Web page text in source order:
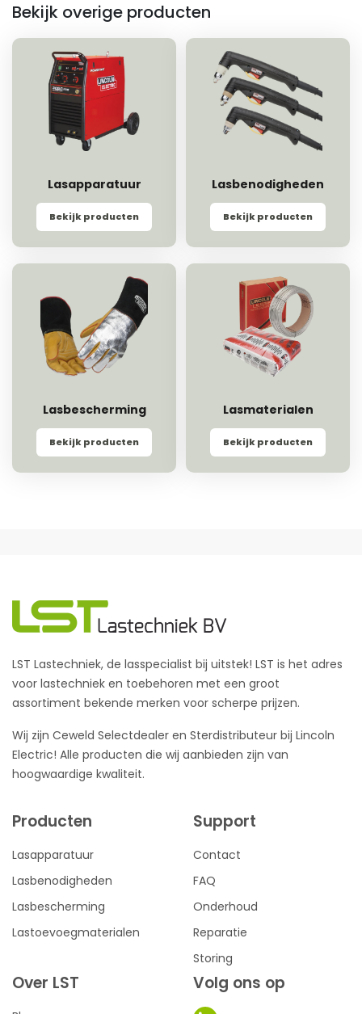
Bekijk overige producten
Lasapparatuur
Bekijk producten
Lasbenodigheden
Bekijk producten
Lasbescherming
Bekijk producten
Lasmaterialen
Bekijk producten
LST Lastechniek, de lasspecialist bij uitstek! LST is het adres
voor lastechniek en toebehoren met een groot
assortiment bekende merken voor scherpe prijzen.
Wij zijn Ceweld Selectdealer en Sterdistributeur bij Lincoln
Electric! Alle producten die wij aanbieden zijn van
hoogwaardige kwaliteit.
Producten
Lasapparatuur
Lasbenodigheden
Lasbescherming
Lastoevoegmaterialen
Support
Contact
FAQ
Onderhoud
Reparatie
Storing
Over LST Volg ons op